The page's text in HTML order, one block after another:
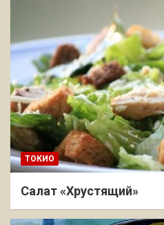
ТОКИО
Салат «Хрустящий»